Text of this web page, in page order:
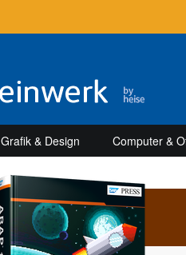
Grafik & Design Computer &